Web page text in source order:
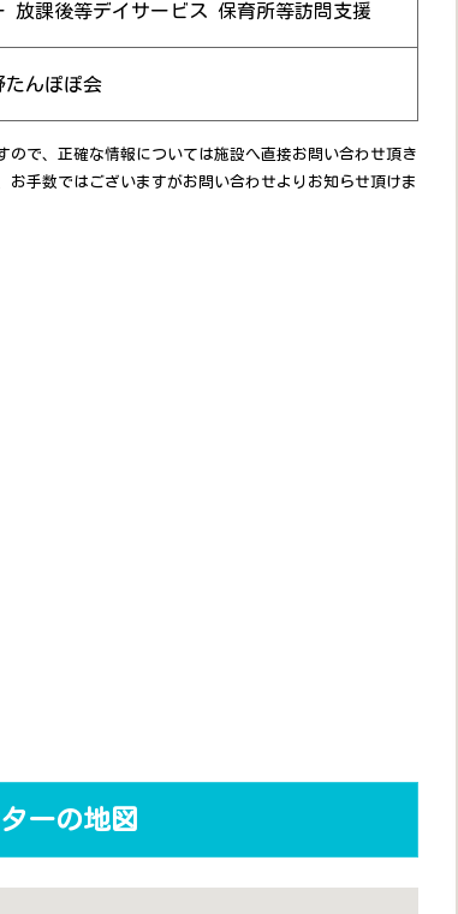
放課後等デイサービス 保育所等訪問支援
たんぽぽ会
で、正確な情報については施設へ直接お問い合わせ頂き
手数ではございますがお問い合わせよりお知らせ頂けま
ーの地図